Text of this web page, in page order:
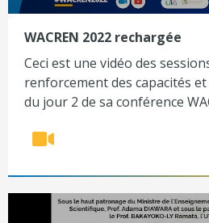
WACREN 2022 rechargée
Ceci est une vidéo des
renforcement des capacités
du jour 2 de sa conférence